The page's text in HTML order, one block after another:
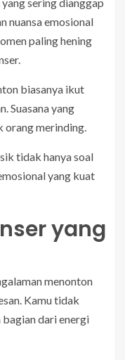
nuansa emosional
paling hening
biasanya ikut
Suasana yang
orang merinding.
tidak hanya soal
yang kuat
yang
menonton
Kamu tidak
dari energi